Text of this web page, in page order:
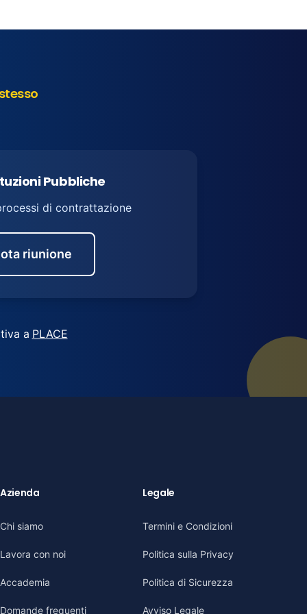
Pubbliche
di contrattazione
riunione
a PLACE
Azienda
Chi siamo
Lavora con noi
Accademia
Domande frequenti
Legale
Termini e Condizioni
Politica sulla Privacy
Politica di Sicurezza
Avviso Legale